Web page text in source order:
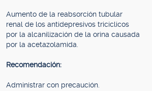
Aumento de la reabsorción tubular
renal de los antidepresivos tricíclicos
por la alcanilización de la orina causada
por la acetazolamida.
Recomendación:
Administrar con precaución.